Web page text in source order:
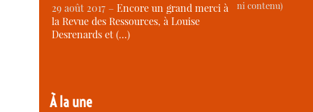
29 août 2017 –Encore un grand merci à
la Revue des Ressources, à Louise
Desrenards et (…)
À la une
ni contenu)